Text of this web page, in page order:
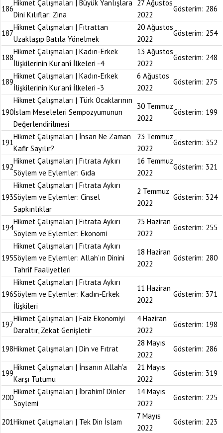
186
Hikmet Çalışmaları | Büyük Yanlışlara
Dini Kılıflar: Zina
27 Ağustos
2022
Gösterim: 286
187
Hikmet Çalışmaları | Fıtrattan
Uzaklaşıp Batıla Yönelmek
20 Ağustos
2022
Gösterim: 254
188
Hikmet Çalışmaları | Kadın-Erkek
İlişkilerinin Kur’anî İlkeleri -4
13 Ağustos
2022
Gösterim: 248
189
Hikmet Çalışmaları | Kadın-Erkek
İlişkilerinin Kur’anî İlkeleri -3
6 Ağustos
2022
Gösterim: 275
190
Hikmet Çalışmaları | Türk Ocaklarının
İslam Meseleleri Sempozyumunun
Değerlendirilmesi
30 Temmuz
2022
Gösterim: 199
191
Hikmet Çalışmaları | İnsan Ne Zaman
Kafir Sayılır?
23 Temmuz
2022
Gösterim: 352
192
Hikmet Çalışmaları | Fıtrata Aykırı
Söylem ve Eylemler: Gıda
16 Temmuz
2022
Gösterim: 321
193
Hikmet Çalışmaları | Fıtrata Aykırı
Söylem ve Eylemler: Cinsel
Sapkınlıklar
2 Temmuz
2022
Gösterim: 324
194
Hikmet Çalışmaları | Fıtrata Aykırı
Söylem ve Eylemler: Ekonomi
25 Haziran
2022
Gösterim: 255
195
Hikmet Çalışmaları | Fıtrata Aykırı
Söylem ve Eylemler: Allah’ın Dinini
Tahrif Faaliyetleri
18 Haziran
2022
Gösterim: 280
196
Hikmet Çalışmaları | Fıtrata Aykırı
Söylem ve Eylemler: Kadın-Erkek
İlişkileri
11 Haziran
2022
Gösterim: 371
197
Hikmet Çalışmaları | Faiz Ekonomiyi
Daraltır, Zekat Genişletir
4 Haziran
2022
Gösterim: 198
198Hikmet Çalışmaları | Din ve Fıtrat
28 Mayıs
2022
Gösterim: 286
199
Hikmet Çalışmaları | İnsanın Allah’a
Karşı Tutumu
21 Mayıs
2022
Gösterim: 319
200
Hikmet Çalışmaları | İbrahimî Dinler
Söylemi
14 Mayıs
2022
Gösterim: 225
201Hikmet Çalışmaları | Tek Din İslam
7 Mayıs
2022
Gösterim: 223